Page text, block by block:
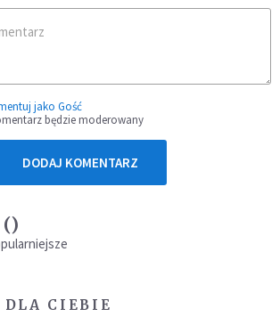
jako Gość
będzie moderowany
DODAJ KOMENTARZ
)
DLA CIEBIE